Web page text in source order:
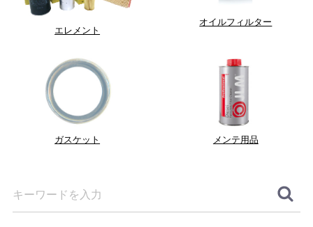
エレメント
オイルフィルター
ガスケット メンテ用品